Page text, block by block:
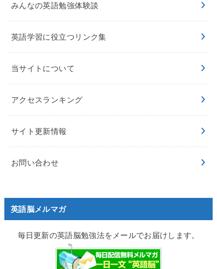
みんなの英語勉強体験談
英語学習に役立つリンク集
当サイトについて
アクセスランキング
サイト更新情報
お問い合わせ
英語脳メルマガ
毎日更新の英語脳勉強法をメールでお届けします。